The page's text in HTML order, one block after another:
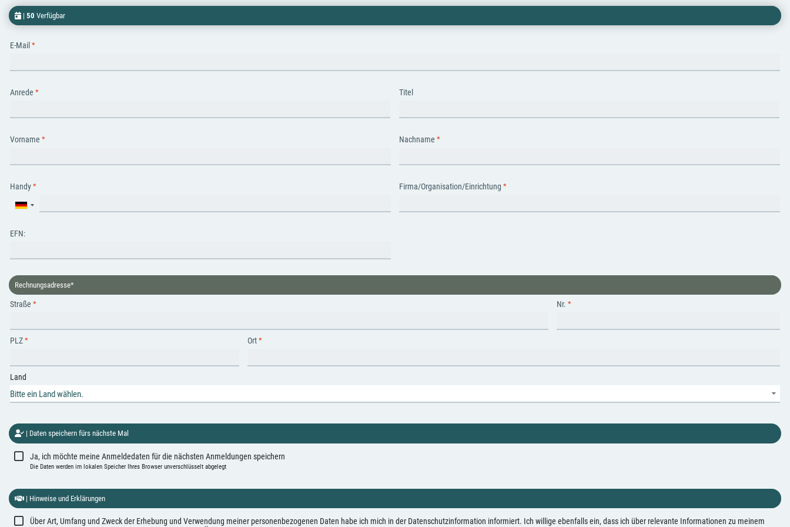
|50 Verfügbar
E-Mail
Anrede Titel
Vorname Nachname
Handy Firma/Organisation/Einrichtung
EFN:
Rechnungsadresse*
Straße Nr.
PLZ Ort
Land
Bitte ein Land wählen.
Daten speichern fürs nächste Mal
Ja, ich möchte meine Anmeldedaten für die nächsten Anmeldungen speichern
Die Daten werden im lokalen Speicher Ihres Browser unverschlüsselt abgelegt
| Hinweise und Erklärungen
Über Art, Umfang und Zweck der Erhebung und Verwendung meiner personenbezogenen Daten habe ich mich in der Datenschutzinformation informiert. Ich willige ebenfalls ein, dass ich über relevante Informationen zu meinem